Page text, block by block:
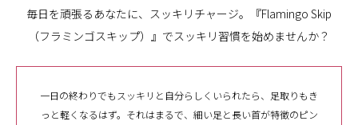
毎日を頑張るあなたに、スッキリチャージ。『Flamingo Skip
（フラミンゴスキップ）』でスッキリ習慣を始めませんか？
一日の終わりでもスッキリと自分らしくいられたら、足取りもき
っと軽くなるはず。それはまるで、細い足と長い首が特徴のピン